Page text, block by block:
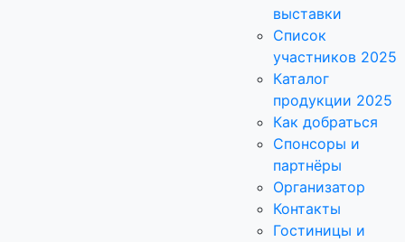
выставки
Список
участников 2025
Каталог
продукции 2025
Как добраться
Спонсоры и
партнёры
Организатор
Контакты
Гостиницы и